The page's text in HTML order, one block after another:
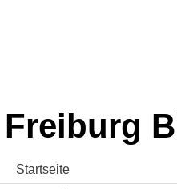
Freiburg
Startseite